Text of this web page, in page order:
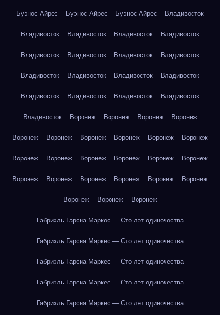
Буэнос-Айрес Буэнос-Айрес Буэнос-Айрес Владивосток
Владивосток Владивосток Владивосток Владивосток
Владивосток Владивосток Владивосток Владивосток
Владивосток Владивосток Владивосток Владивосток
Владивосток Владивосток Владивосток Владивосток
Владивосток Воронеж Воронеж Воронеж Воронеж
Воронеж Воронеж Воронеж Воронеж Воронеж Воронеж
Воронеж Воронеж Воронеж Воронеж Воронеж Воронеж
Воронеж Воронеж Воронеж Воронеж Воронеж Воронеж
Воронеж Воронеж Воронеж
Габриэль Гарсиа Маркес — Сто лет одиночества
Габриэль Гарсиа Маркес — Сто лет одиночества
Габриэль Гарсиа Маркес — Сто лет одиночества
Габриэль Гарсиа Маркес — Сто лет одиночества
Габриэль Гарсиа Маркес — Сто лет одиночества